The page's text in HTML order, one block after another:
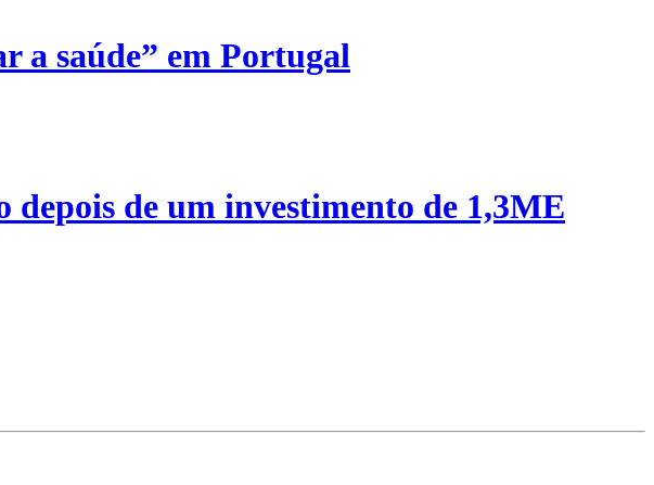
a saúde” em Portugal
depois de um investimento de 1,3ME